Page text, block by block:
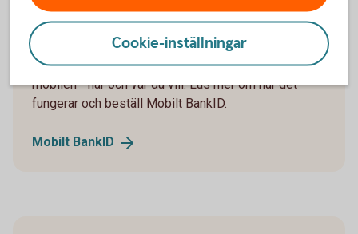
Mobilt BankID
Med mobilt BankID kan du legitimera dig med
mobilen - när och var du vill. Läs mer om hur det
fungerar och beställ Mobilt BankID.
Mobilt BankID
Cookie-inställningar